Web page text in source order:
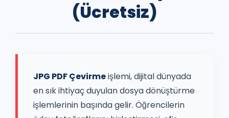
(Ücretsiz)
JPG PDF Çevirmeişlemi, dijital dünyada
en sık ihtiyaç duyulan dosya dönüştürme
işlemlerinin başında gelir. Öğrencilerin